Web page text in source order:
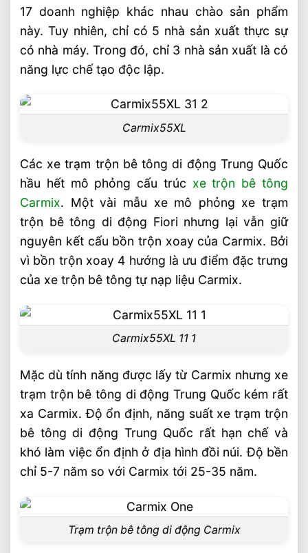
17 doanh nghiệp khác nhau chào sản phẩm
này. Tuy nhiên, chỉ có 5 nhà sản xuất thực sự
có nhà máy. Trong đó, chỉ 3 nhà sản xuất là có
năng lực chế tạo độc lập.
Carmix55XL
Các xe trạm trộn bê tông di động Trung Quốc
hầu hết mô phỏng cấu trúc xe trộn bê tông
Carmix. Một vài mẫu xe mô phỏng xe trạm
trộn bê tông di động Fiori nhưng lại vẫn giữ
nguyên kết cấu bồn trộn xoay của Carmix. Bởi
vì bồn trộn xoay 4 hướng là ưu điểm đặc trưng
của xe trộn bê tông tự nạp liệu Carmix.
Carmix55XL 11 1
Mặc dù tính năng được lấy từ Carmix nhưng xe
trạm trộn bê tông di động Trung Quốc kém rất
xa Carmix. Độ ổn định, năng suất xe trạm trộn
bê tông di động Trung Quốc rất hạn chế và
khó làm việc ổn định ở địa hình đồi núi. Độ bền
chỉ 5-7 năm so với Carmix tới 25-35 năm.
Trạm trộn bê tông di động Carmix